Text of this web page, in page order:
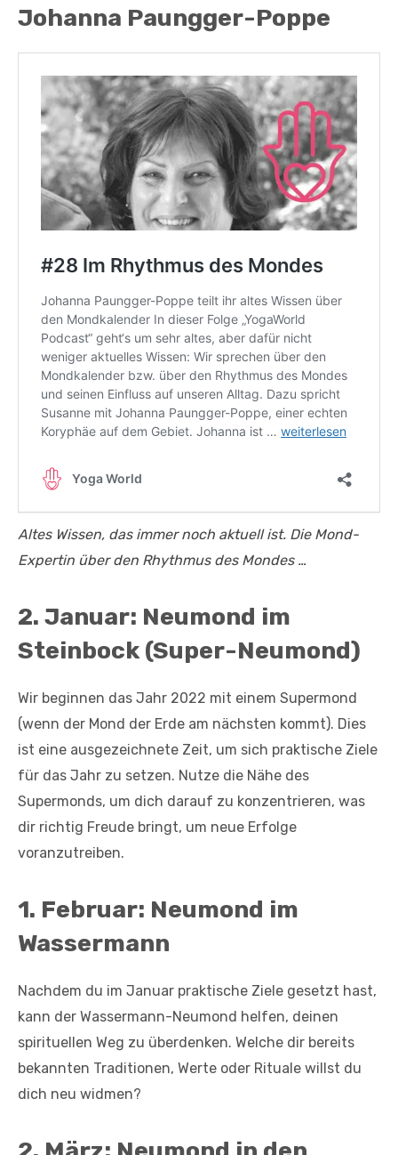
Johanna Paungger-Poppe
Altes Wissen, das immer noch aktuell ist. Die Mond-
Expertin über den Rhythmus des Mondes …
2. Januar: Neumond im
Steinbock (Super-Neumond)
Wir beginnen das Jahr 2022 mit einem Supermond
(wenn der Mond der Erde am nächsten kommt). Dies
ist eine ausgezeichnete Zeit, um sich praktische Ziele
für das Jahr zu setzen. Nutze die Nähe des
Supermonds, um dich darauf zu konzentrieren, was
dir richtig Freude bringt, um neue Erfolge
voranzutreiben.
1. Februar: Neumond im
Wassermann
Nachdem du im Januar praktische Ziele gesetzt hast,
kann der Wassermann-Neumond helfen, deinen
spirituellen Weg zu überdenken. Welche dir bereits
bekannten Traditionen, Werte oder Rituale willst du
dich neu widmen?